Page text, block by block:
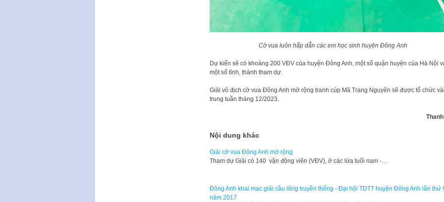
Cờ vua luôn hấp dẫn các em học sinh huyện Đông Anh
Dự kiến sẽ có khoảng 200 VĐV của huyện Đông Anh, một số quận huyện của Hà Nội
một số tỉnh, thành tham dự.
Giải vô địch cờ vua Đông Anh mở rộng tranh cúp Mã Trạng Nguyên sẽ được tổ chức
trung tuần tháng 12/2023.
Nội dung khác
Giải cờ vua Đông Anh mở rộng
Tham dự Giải có 140 vận động viên (VĐV), ở các lứa tuổi nam -…
Đông Anh khai mạc giải cầu lông truyền thống - Đại hội TDTT huyện Đông Anh lần thứ
năm 2017